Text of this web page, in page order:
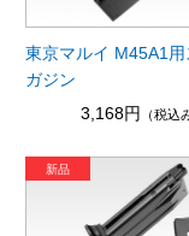
東京マルイ M45A1用
ガジン
3,168円
（税込